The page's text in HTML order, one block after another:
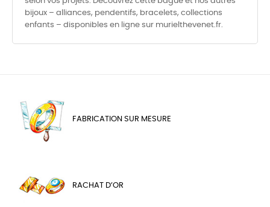
bijoux – alliances, pendentifs, bracelets, collections
enfants – disponibles en ligne sur murielthevenet.fr.
FABRICATION SUR MESURE
RACHAT D’OR